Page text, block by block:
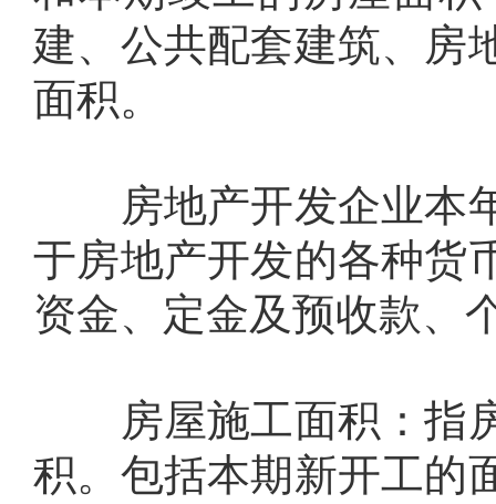
建、公共配套建筑、房
面积。
房地产开发企业本年
于房地产开发的各种货
资金、定金及预收款、
房屋施工面积：指房
积。包括本期新开工的